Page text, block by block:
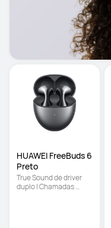
HUAWEI FreeBuds 6
Preto
True Sound de driver
duplo | Chamadas